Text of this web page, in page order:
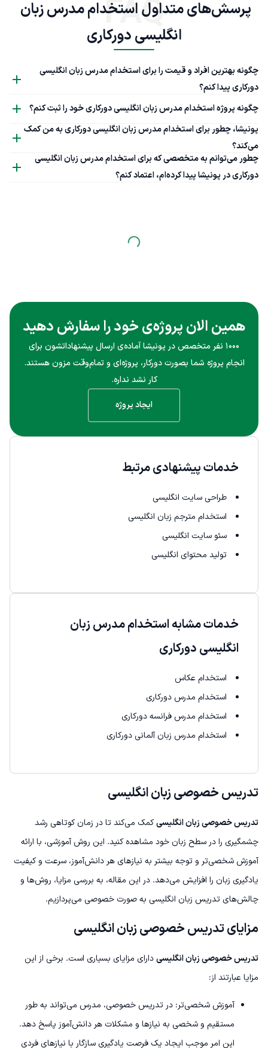
پرسش‌های متداول استخدام مدرس زبان
انگلیسی دورکاری
FAQ
چگونه بهترین افراد و قیمت را برای استخدام مدرس زبان انگلیسی
دورکاری پیدا کنم؟
چگونه پروژه استخدام مدرس زبان انگلیسی دورکاری خود را ثبت کنم؟
پونیشا، چطور برای استخدام مدرس زبان انگلیسی دورکاری به من کمک
می‌کند؟
چطور می‌توانم به متخصصی که برای استخدام مدرس زبان انگلیسی
دورکاری در پونیشا پیدا کرده‌ام، اعتماد کنم؟
همین الان پروژه‌ی خود را سفارش دهید
۱۰۰۰ نفر متخصص در پونیشا آماده‌ی ارسال پیشنهاداتشون برای
انجام پروژه شما بصورت دورکار، پروژه‌ای و تمام‌وقت مزون هستند.
کار نشد نداره.
ایجاد پروژه
خدمات مشابه استخدام مدرس زبان
انگلیسی دورکاری
استخدام عکاس
استخدام مدرس دورکاری
استخدام مدرس فرانسه دورکاری
استخدام مدرس زبان آلمانی دورکاری
خدمات پیشنهادی مرتبط
طراحی سایت انگلیسی
استخدام مترجم زبان انگلیسی
سئو سایت انگلیسی
تولید محتوای انگلیسی
تدریس خصوصی زبان انگلیسی
تدریس خصوصی زبان انگلیسیکمک می‌کند تا در زمان کوتاهی رشد
چشمگیری را در سطح زبان خود مشاهده کنید. این روش آموزشی، با ارائه
آموزش شخصی‌تر و توجه بیشتر به نیازهای هر دانش‌آموز، سرعت و کیفیت
یادگیری زبان را افزایش می‌دهد. در این مقاله، به بررسی مزایا، روش‌ها و
چالش‌های تدریس زبان انگلیسی به صورت خصوصی می‌پردازیم.
مزایای تدریس خصوصی زبان انگلیسی
تدریس خصوصی زبان انگلیسیدارای مزایای بسیاری است. برخی از این
مزایا عبارتند از:
آموزش شخصی‌تر: در تدریس خصوصی، مدرس می‌تواند به طور
مستقیم و شخصی به نیازها و مشکلات هر دانش‌آموز پاسخ دهد.
این امر موجب ایجاد یک فرصت یادگیری سازگار با نیازهای فردی